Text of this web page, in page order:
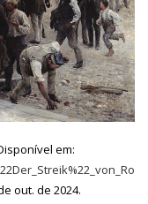
em:
out. de 2024.